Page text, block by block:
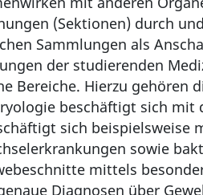
(Sektionen) durch
Sammlungen als
der studierenden
Bereiche. Hierzu gehören
beschäftigt sich mit
sich beispielsweise
sowie
mittels
Diagnosen über